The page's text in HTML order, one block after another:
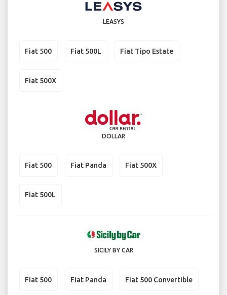
LEASYS
Fiat 500 Fiat 500L Fiat Tipo Estate
Fiat 500X
DOLLAR
Fiat 500 Fiat Panda Fiat 500X
Fiat 500L
SICILY BY CAR
Fiat 500 Fiat Panda Fiat 500 Convertible